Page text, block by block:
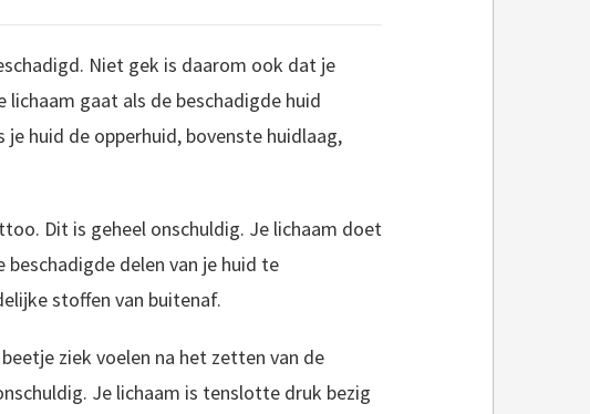
Niet gek is daarom ook dat je
gaat als de beschadigde huid
huid de opperhuid, bovenste huidlaag,
Dit is geheel onschuldig. Je lichaam doet
delen van je huid te
stoffen van buitenaf.
ziek voelen na het zetten van de
Je lichaam is tenslotte druk bezig